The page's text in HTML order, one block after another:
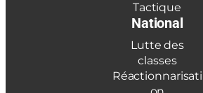
Tactique
National
Lutte des
classes
Réactionnarisati